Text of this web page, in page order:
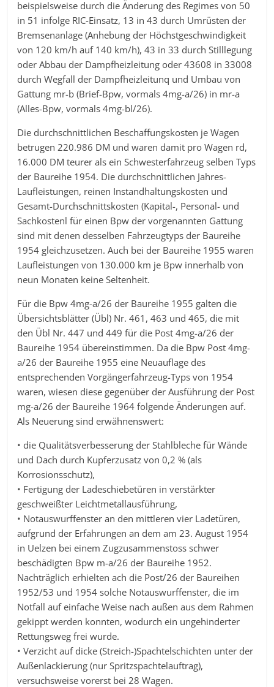
beispielsweise durch die Änderung des Regimes von 50
in 51 infolge RIC-Einsatz, 13 in 43 durch Umrüsten der
Bremsenanlage (Anhebung der Höchstgeschwindigkeit
von 120 km/h auf 140 km/h), 43 in 33 durch Stilllegung
oder Abbau der Dampfheizleitung oder 43608 in 33008
durch Wegfall der Dampfheizleitunq und Umbau von
Gattung mr-b (Brief-Bpw, vormals 4mg-a/26) in mr-a
(Alles-Bpw, vormals 4mg-bl/26).
Die durchschnittlichen Beschaffungskosten je Wagen
betrugen 220.986 DM und waren damit pro Wagen rd,
16.000 DM teurer als ein Schwesterfahrzeug selben Typs
der Baureihe 1954. Die durchschnittlichen Jahres-
Laufleistungen, reinen Instandhaltungskosten und
Gesamt-Durchschnittskosten (Kapital-, Personal- und
Sachkostenl für einen Bpw der vorgenannten Gattung
sind mit denen desselben Fahrzeugtyps der Baureihe
1954 gleichzusetzen. Auch bei der Baureihe 1955 waren
Laufleistungen von 130.000 km je Bpw innerhalb von
neun Monaten keine Seltenheit.
Für die Bpw 4mg-a/26 der Baureihe 1955 galten die
Übersichtsblätter (Übl) Nr. 461, 463 und 465, die mit
den Übl Nr. 447 und 449 für die Post 4mg-a/26 der
Baureihe 1954 übereinstimmen. Da die Bpw Post 4mg-
a/26 der Baureihe 1955 eine Neuauflage des
entsprechenden Vorgängerfahrzeug-Typs von 1954
waren, wiesen diese gegenüber der Ausführung der Post
mg-a/26 der Baureihe 1964 folgende Änderungen auf.
Als Neuerung sind erwähnenswert:
• die Qualitätsverbesserung der Stahlbleche für Wände
und Dach durch Kupferzusatz von 0,2 % (als
Korrosionsschutz),
• Fertigung der Ladeschiebetüren in verstärkter
geschweißter Leichtmetallausführung,
• Notauswurffenster an den mittleren vier Ladetüren,
aufgrund der Erfahrungen an dem am 23. August 1954
in Uelzen bei einem Zugzusammenstoss schwer
beschädigten Bpw m-a/26 der Baureihe 1952.
Nachträglich erhielten ach die Post/26 der Baureihen
1952/53 und 1954 solche Notauswurffenster, die im
Notfall auf einfache Weise nach außen aus dem Rahmen
gekippt werden konnten, wodurch ein ungehinderter
Rettungsweg frei wurde.
• Verzicht auf dicke (Streich-)Spachtelschichten unter der
Außenlackierung (nur Spritzspachtelauftrag),
versuchsweise vorerst bei 28 Wagen.